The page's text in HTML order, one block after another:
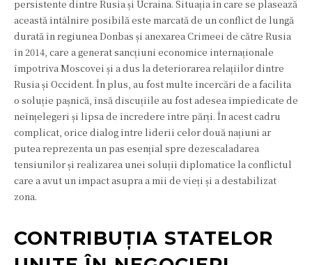
persistente dintre Rusia și Ucraina. Situația în care se plasează
această întâlnire posibilă este marcată de un conflict de lungă
durată în regiunea Donbas și anexarea Crimeei de către Rusia
în 2014, care a generat sancțiuni economice internaționale
împotriva Moscovei și a dus la deteriorarea relațiilor dintre
Rusia și Occident. În plus, au fost multe încercări de a facilita
o soluție pașnică, însă discuțiile au fost adesea împiedicate de
neînțelegeri și lipsa de încredere între părți. În acest cadru
complicat, orice dialog între liderii celor două națiuni ar
putea reprezenta un pas esențial spre dezescaladarea
tensiunilor și realizarea unei soluții diplomatice la conflictul
care a avut un impact asupra a mii de vieți și a destabilizat
zona.
CONTRIBUȚIA STATELOR